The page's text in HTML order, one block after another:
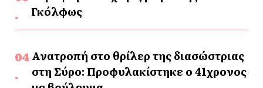
Γκόλφως
Ανατροπή στο θρίλερ της διασώστριας
στη Σύρο: Προφυλακίστηκε ο 41χρονος